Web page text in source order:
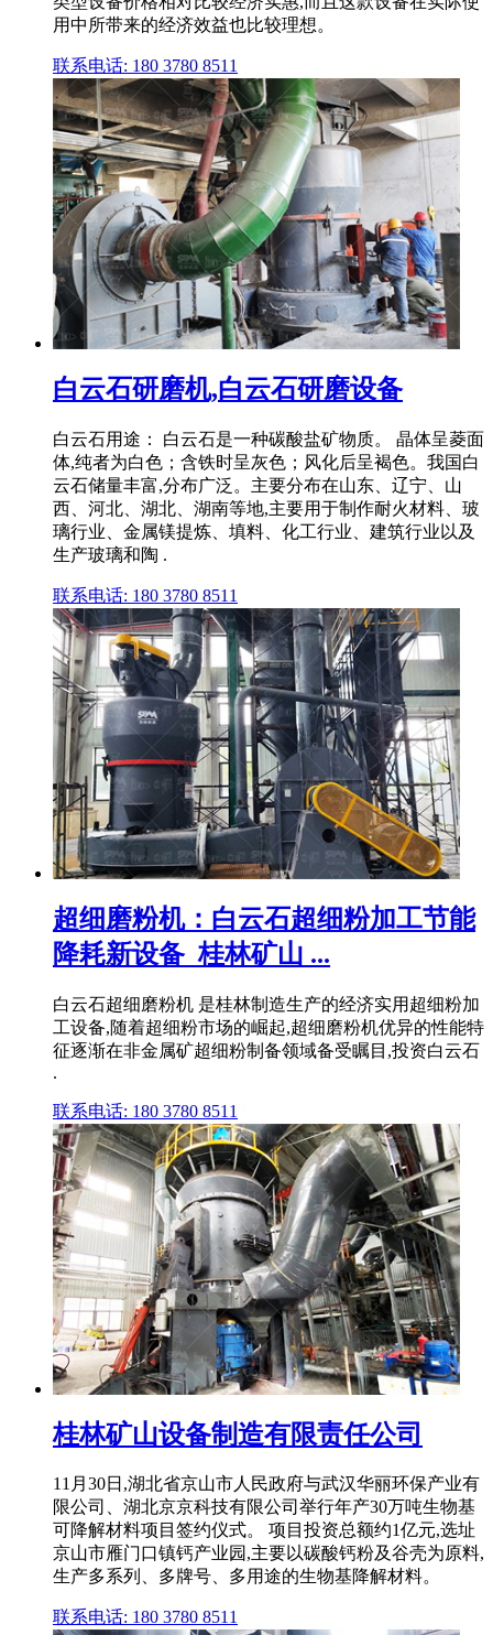
用中所带来的经济效益也比较理想。
联系电话: 180 3780 8511
白云石研磨机,白云石研磨设备
白云石用途： 白云石是一种碳酸盐矿物质。 晶体呈菱面
体,纯者为白色；含铁时呈灰色；风化后呈褐色。我国白
云石储量丰富,分布广泛。主要分布在山东、辽宁、山
西、河北、湖北、湖南等地,主要用于制作耐火材料、玻
璃行业、金属镁提炼、填料、化工行业、建筑行业以及
生产玻璃和陶 .
联系电话: 180 3780 8511
超细磨粉机：白云石超细粉加工节能
降耗新设备_桂林矿山 ...
白云石超细磨粉机 是桂林制造生产的经济实用超细粉加
工设备,随着超细粉市场的崛起,超细磨粉机优异的性能特
征逐渐在非金属矿超细粉制备领域备受瞩目,投资白云石
.
联系电话: 180 3780 8511
桂林矿山设备制造有限责任公司
11月30日,湖北省京山市人民政府与武汉华丽环保产业有
限公司、湖北京京科技有限公司举行年产30万吨生物基
可降解材料项目签约仪式。 项目投资总额约1亿元,选址
京山市雁门口镇钙产业园,主要以碳酸钙粉及谷壳为原料,
生产多系列、多牌号、多用途的生物基降解材料。
联系电话: 180 3780 8511